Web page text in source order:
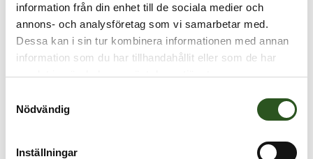
information från din enhet till de sociala medier och
annons- och analysföretag som vi samarbetar med.
Dessa kan i sin tur kombinera informationen med annan
information som du har tillhandahållit eller som de har
samlat in när du har använt deras tjänster.
Nödvändig
Inställningar
Kapacitet
Tillhandahåller 166 st
200 joulestötar (med 1
minuters HLR mellan
mellan stötarna) eller
800 minuters drifttid.